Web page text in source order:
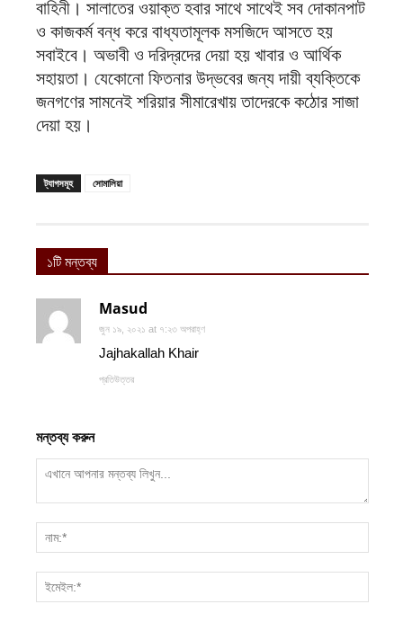
বাহিনী। সালাতের ওয়াক্ত হবার সাথে সাথেই সব দোকানপাট
ও কাজকর্ম বন্ধ করে বাধ্যতামূলক মসজিদে আসতে হয়
সবাইবে। অভাবী ও দরিদ্রদের দেয়া হয় খাবার ও আর্থিক
সহায়তা। যেকোনো ফিতনার উদ্ভবের জন্য দায়ী ব্যক্তিকে
জনগণের সামনেই শরিয়ার সীমারেখায় তাদেরকে কঠোর সাজা
দেয়া হয়।
ট্যাগসমূহ সোমালিয়া
১টি মন্তব্য
Masud
জুন ১৯, ২০২১ at ৭:২৩ অপরাহ্ণ
Jajhakallah Khair
প্রতিউত্তর
মন্তব্য করুন